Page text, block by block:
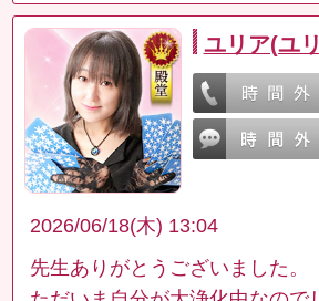
ユリア(ユ
2026/06/18(木) 13:04
先生ありがとうございました。